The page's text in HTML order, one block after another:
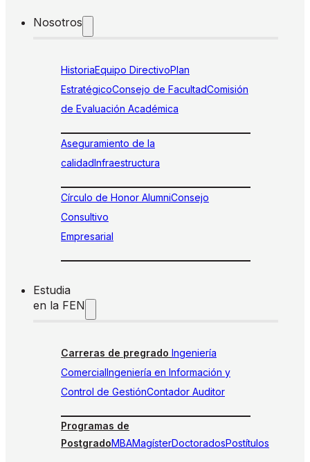
Nosotros
HistoriaEquipo DirectivoPlan
EstratégicoConsejo de FacultadComisión
de Evaluación Académica
Aseguramiento de la
calidadInfraestructura
Círculo de Honor AlumniConsejo
Consultivo
Empresarial
Estudia
en la FEN
Carreras de pregrado Ingeniería
ComercialIngeniería en Información y
Control de GestiónContador Auditor
Programas de
PostgradoMBAMagísterDoctoradosPostítulos